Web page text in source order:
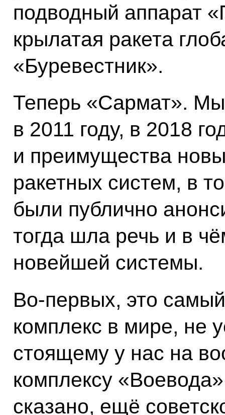
подводный аппарат
крылатая ракета
«Буревестник».
Теперь «Сармат».
в 2011 году, в 2018
и преимущества
ракетных систем, в
были публично
тогда шла речь и в
новейшей системы.
Во-первых, это
комплекс в мире, не
стоящему у нас на
комплексу
сказано, ещё